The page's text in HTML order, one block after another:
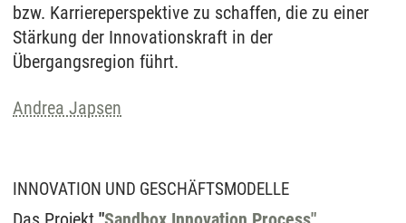
bzw. Karriereperspektive zu schaffen, die zu einer
Stärkung der Innovationskraft in der
Übergangsregion führt.
Andrea Japsen
INNOVATION UND GESCHÄFTSMODELLE